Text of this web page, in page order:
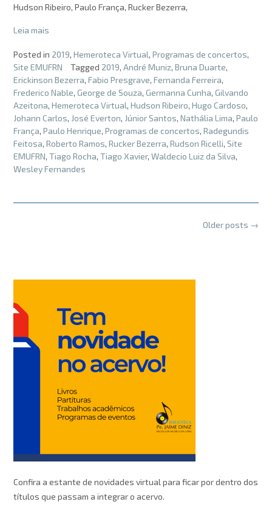
Hudson Ribeiro, Paulo França, Rucker Bezerra,
Leia mais
Posted in 2019, Hemeroteca Virtual, Programas de concertos,
Site EMUFRN
Tagged 2019, André Muniz, Bruna Duarte,
Erickinson Bezerra, Fabio Presgrave, Fernanda Ferreira,
Frederico Nable, George de Souza, Germanna Cunha, Gilvando
Azeitona, Hemeroteca Virtual, Hudson Ribeiro, Hugo Cardoso,
Johann Carlos, José Everton, Júnior Santos, Nathália Lima, Paulo
França, Paulo Henrique, Programas de concertos, Radegundis
Feitosa, Roberto Ramos, Rucker Bezerra, Rudson Ricelli, Site
EMUFRN, Tiago Rocha, Tiago Xavier, Waldecio Luiz da Silva,
Wesley Fernandes
Older posts →
Confira a estante de novidades virtual para ficar por dentro dos
títulos que passam a integrar o acervo.